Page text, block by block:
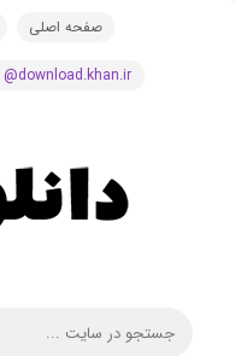
صفحه اصلی
@download.khan.ir